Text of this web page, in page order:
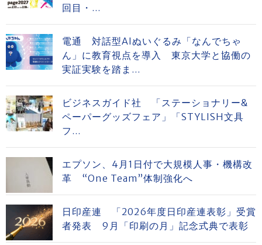
回目・...
電通 対話型AIぬいぐるみ「なんでちゃ
ん」に教育視点を導入 東京大学と協働の
実証実験を踏ま...
ビジネスガイド社 「ステーショナリー&
ペーパーグッズフェア」「STYLISH文具
フ...
エプソン、4月1日付で大規模人事・機構改
革 “One Team”体制強化へ
日印産連 「2026年度日印産連表彰」受賞
者発表 9月「印刷の月」記念式典で表彰